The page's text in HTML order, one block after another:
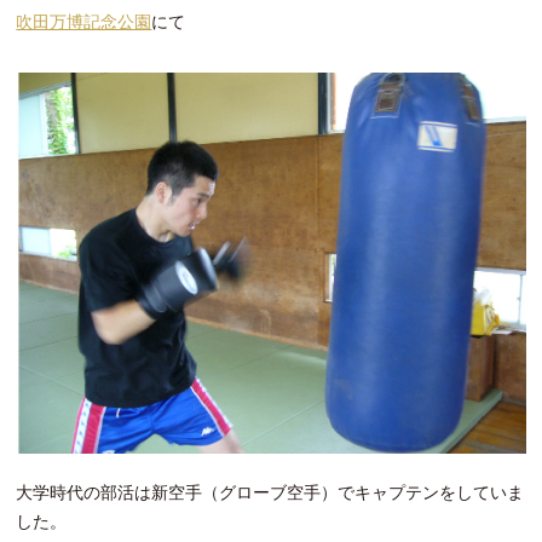
吹田万博記念公園にて
大学時代の部活は新空手（グローブ空手）でキャプテンをしていま
した。